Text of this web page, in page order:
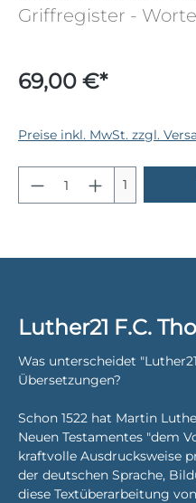
Griffregister -
69,00 €*
Preise inkl. MwSt. zzgl.
Produkt Anzahl:
1
Luther21 F.C.
Was unterscheidet
Übersetzungen?
Schon 1522 hat Martin
Neuen Testamentes "dem
kraftvolle Ausdrucksweise
der deutschen Sprache,
diese Textüberarbeitung